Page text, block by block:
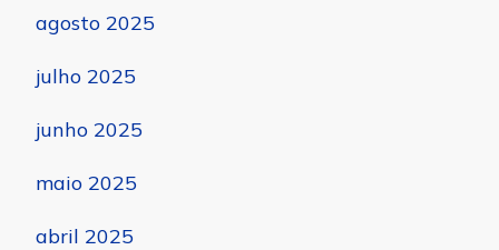
agosto 2025
julho 2025
junho 2025
maio 2025
abril 2025